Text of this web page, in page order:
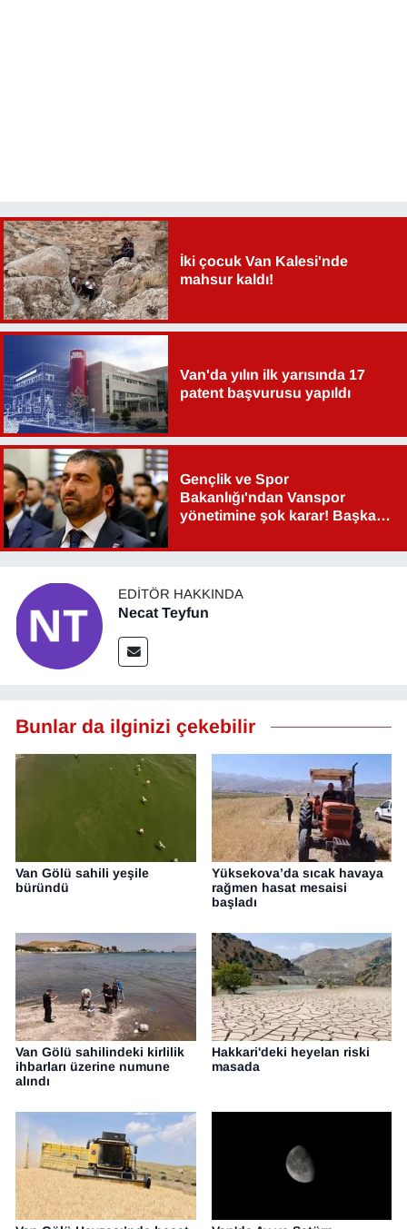
İki çocuk Van Kalesi'nde
mahsur kaldı!
Van'da yılın ilk yarısında 17
patent başvurusu yapıldı
Gençlik ve Spor
Bakanlığı'ndan Vanspor
yönetimine şok karar! Başkan
EDITÖR HAKKINDA
Necat Teyfun
Bunlar da ilginizi çekebilir
Van Gölü sahili yeşile
büründü
Yüksekova’da sıcak havaya
rağmen hasat mesaisi
başladı
Van Gölü sahilindeki kirlilik
ihbarları üzerine numune
alındı
Hakkari'deki heyelan riski
masada